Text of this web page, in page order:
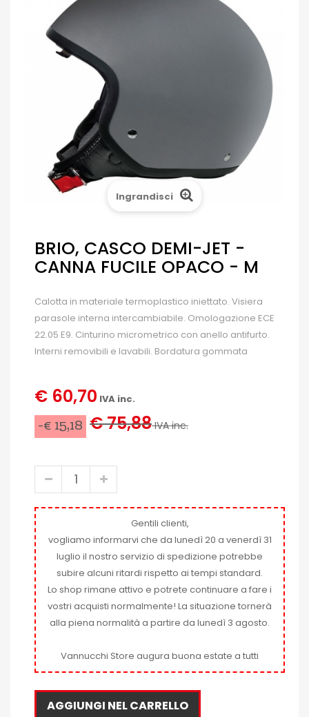
Ingrandisci
BRIO, CASCO DEMI-JET -
CANNA FUCILE OPACO - M
Calotta in materiale termoplastico iniettato. Visiera
parasole interna intercambiabile. Omologazione ECE
22.05 E9. Cinturino micrometrico con anello antifurto.
Interni removibili e lavabili. Bordatura gommata
€ 60,70 IVA inc.
-€ 15,18 € 75,88IVA inc.
Gentili clienti,
vogliamo informarvi che da lunedì 20 a venerdì 31
luglio il nostro servizio di spedizione potrebbe
subire alcuni ritardi rispetto ai tempi standard.
Lo shop rimane attivo e potrete continuare a fare i
vostri acquisti normalmente! La situazione tornerà
alla piena normalità a partire da lunedì 3 agosto.
Vannucchi Store augura buona estate a tutti
AGGIUNGI NEL CARRELLO